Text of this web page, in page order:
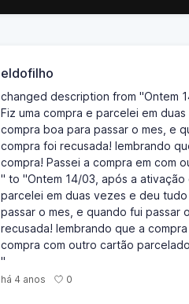
eldofilho
changed description from "Ontem
Fiz uma compra e parcelei em
compra boa para passar o mes, e
compra foi recusada! lembrando
compra! Passei a compra em com
" to "Ontem 14/03, após a
parcelei em duas vezes e deu
passar o mes, e quando fui
recusada! lembrando que a
compra com outro cartão
"
há 4 anos 0